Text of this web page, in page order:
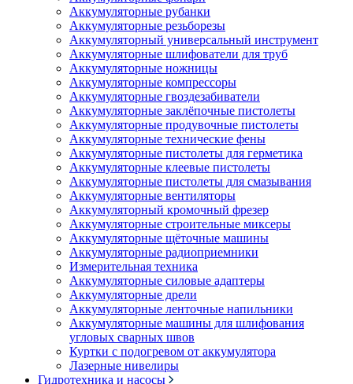
Аккумуляторные рубанки
Аккумуляторные резьборезы
Аккумуляторный универсальный инструмент
Аккумуляторные шлифователи для труб
Аккумуляторные ножницы
Аккумуляторные компрессоры
Аккумуляторные гвоздезабиватели
Аккумуляторные заклёпочные пистолеты
Аккумуляторные продувочные пистолеты
Аккумуляторные технические фены
Аккумуляторные пистолеты для герметика
Аккумуляторные клеевые пистолеты
Аккумуляторные пистолеты для смазывания
Аккумуляторные вентиляторы
Аккумуляторный кромочный фрезер
Аккумуляторные строительные миксеры
Аккумуляторные щёточные машины
Аккумуляторные радиоприемники
Измерительная техника
Аккумуляторные силовые адаптеры
Аккумуляторные дрели
Аккумуляторные ленточные напильники
Аккумуляторные машины для шлифования
угловых сварных швов
Куртки с подогревом от аккумулятора
Лазерные нивелиры
Гидротехника и насосы